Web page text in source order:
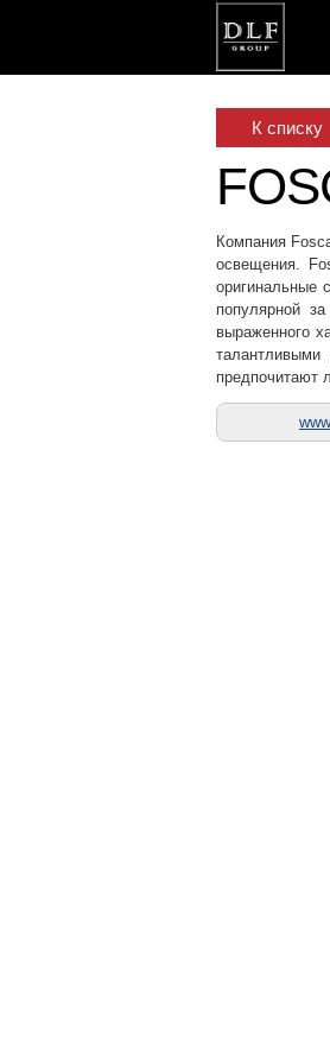
К списку
Компания
освещения.
оригинальные
популярной
выраженного
предпочитают